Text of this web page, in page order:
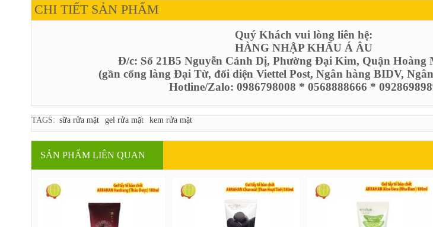
CHI TIẾT SẢN PHẨM
Quý Khách vui lòng liên hệ:
HÀNG NHẬP KHẨU Á ÂU
Đ/c: Số 21B5 Nguyễn Cảnh Dị, Phường Đại Kim, Quận Hoàng
(gần cổng làng Đại Từ, đối diện Viettel Post, Ngân hàng BIDV,
Hotline/Zalo: 0986798008 * 0568888666 *
TAGS: sữa rửa mặt gel rửa mặt kem rửa mặt
SẢN PHẨM LIÊN QUAN